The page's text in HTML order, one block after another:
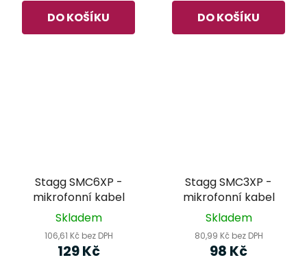
DO KOŠÍKU DO KOŠÍKU
Stagg SMC6XP -
mikrofonní kabel
Skladem
106,61 Kč bez DPH
129 Kč
Stagg SMC3XP -
mikrofonní kabel
Skladem
80,99 Kč bez DPH
98 Kč